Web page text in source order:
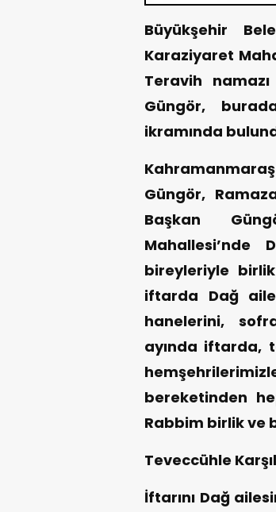
Büyükşehir
Karaziyaret
Teravih
Güngör,
ikramında
Güngör,
Başkan
bireyleriyle
iftarda Dağ
hanelerini,
ayında iftarda,
bereketinden
Rabbim birlik ve
Teveccühle
İftarını Dağ